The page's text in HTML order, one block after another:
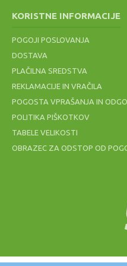
NASSAU
PREMIUMM
36,60 €
811379 ROYAL
33,75 €
KORISTNE INFORMACIJE
POGOJI POSLOVANJA
DOSTAVA
PLAČILNA SREDSTVA
REKLAMACIJE IN VRAČILA
POGOSTA VPRAŠANJA IN
POLITIKA PIŠKOTKOV
TABELE VELIKOSTI
OBRAZEC ZA ODSTOP OD